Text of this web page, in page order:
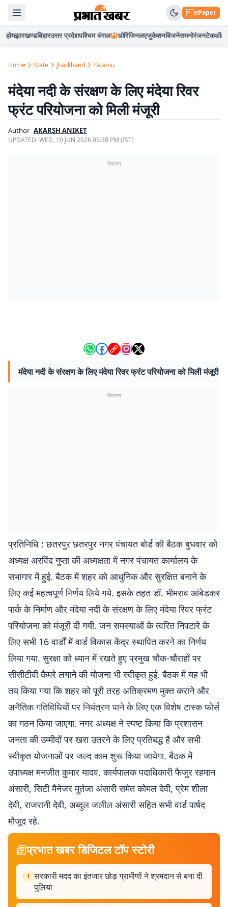
ePaper
होमझारखण्डबिहारउत्तर प्रदेशपश्चिम बंगाल ओरिजिनलएजुकेशनबिजनेसमनोरंजनटेकऑटो
Home State Jharkhand Palamu
मंदेया नदी के संरक्षण के लिए मंदेया रिवर
फ्रंट परियोजना को मिली मंजूरी
Author AKARSH ANIKET
UPDATED:WED, 10 JUN 2026 09:38 PM (IST)
विज्ञापन
मंदेया नदी के संरक्षण के लिए मंदेया रिवर फ्रंट परियोजना को मिली मंजूरी
विज्ञापन
प्रतिनिधि : छतरपुर छतरपुर नगर पंचायत बोर्ड की बैठक बुधवार को
अध्यक्ष अरविंद गुप्ता की अध्यक्षता में नगर पंचायत कार्यालय के
सभागार में हुई. बैठक में शहर को आधुनिक और सुरक्षित बनाने के
लिए कई महत्वपूर्ण निर्णय लिये गये. इसके तहत डॉ. भीमराव आंबेडकर
पार्क के निर्माण और मंदेया नदी के संरक्षण के लिए मंदेया रिवर फ्रंट
परियोजना को मंजूरी दी गयी. जन समस्याओं के त्वरित निपटारे के
लिए सभी 16 वार्डों में वार्ड विकास केंद्र स्थापित करने का निर्णय
लिया गया. सुरक्षा को ध्यान में रखते हुए प्रमुख चौक-चौराहों पर
सीसीटीवी कैमरे लगाने की योजना भी स्वीकृत हुई. बैठक में यह भी
तय किया गया कि शहर को पूरी तरह अतिक्रमण मुक्त कराने और
अनैतिक गतिविधियों पर नियंत्रण पाने के लिए एक विशेष टास्क फोर्स
का गठन किया जाएगा. नगर अध्यक्ष ने स्पष्ट किया कि प्रशासन
जनता की उम्मीदों पर खरा उतरने के लिए प्रतिबद्ध है और सभी
स्वीकृत योजनाओं पर जल्द काम शुरू किया जायेगा. बैठक में
उपाध्यक्ष मनजीत कुमार यादव, कार्यपालक पदाधिकारी फैजुर रहमान
अंसारी, सिटी मैनेजर मुर्तजा अंसारी समेत कोमल देवी, प्रेम शीला
देवी, राजरानी देवी, अब्दुल जलील अंसारी सहित सभी वार्ड पार्षद
मौजूद रहे.
प्रभात खबर डिजिटल टॉप स्टोरी
1 सरकारी मदद का इंतजार छोड़ ग्रामीणों ने श्रमदान से बना दी
पुलिया